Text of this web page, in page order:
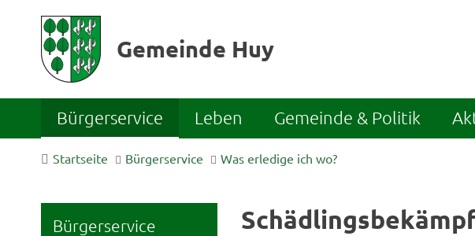
Gemeinde Huy
Bürgerservice Leben Gemeinde & Politik
Startseite Bürgerservice Was erledige ich wo?
Bürgerservice